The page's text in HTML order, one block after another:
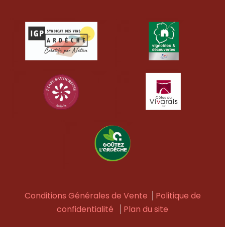
Conditions Générales de Vente
Politique de
confidentialité
Plan du site